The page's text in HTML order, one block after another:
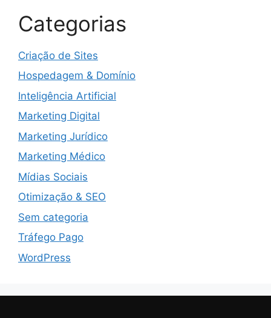
Categorias
Criação de Sites
Hospedagem & Domínio
Inteligência Artificial
Marketing Digital
Marketing Jurídico
Marketing Médico
Mídias Sociais
Otimização & SEO
Sem categoria
Tráfego Pago
WordPress